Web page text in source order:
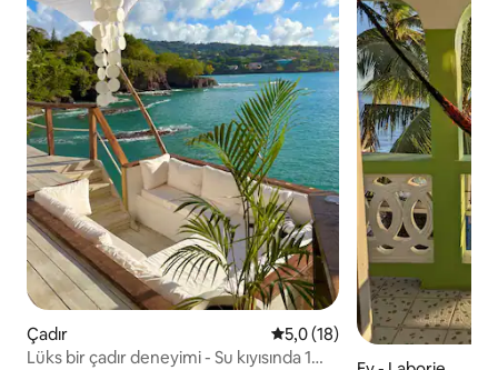
Çadır 5 üzerinden ortalama 5,0
5,0 (18)
Lüks bir çadır deneyimi - Su kıyısında 1